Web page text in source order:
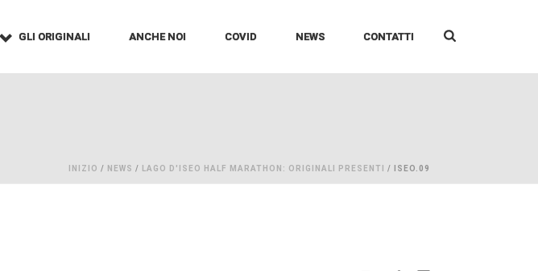
GLI ORIGINALI ANCHE NOI COVID NEWS CONTATTI
INIZIO / NEWS / LAGO D'ISEO HALF MARATHON: ORIGINALI PRESENTI / ISEO.09